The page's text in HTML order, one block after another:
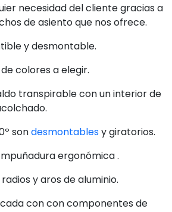
necesidad del cliente gracias a
de asiento que nos ofrece.
y desmontable.
colores a elegir.
transpirable con un interior de
sondesmontablesy giratorios.
ergonómica .
y aros de aluminio.
con con componentes de